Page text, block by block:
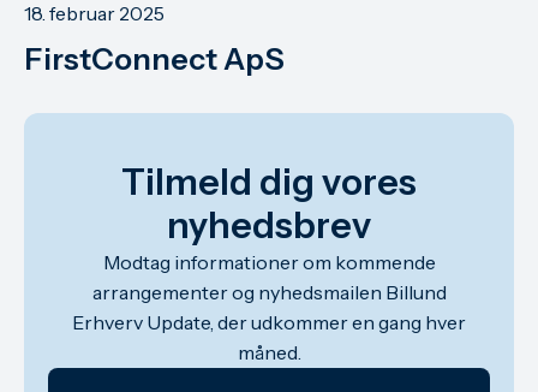
FirstConnect ApS
18. februar 2025
Tilmeld dig vores
nyhedsbrev
Modtag informationer om kommende
arrangementer og nyhedsmailen Billund
Erhverv Update, der udkommer en gang hver
måned.